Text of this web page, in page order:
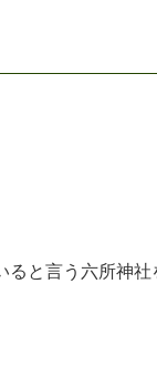
と言う六所神